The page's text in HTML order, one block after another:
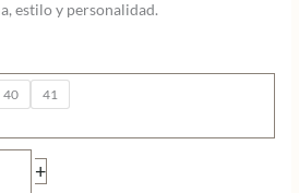
estilo y personalidad.
40 41
+